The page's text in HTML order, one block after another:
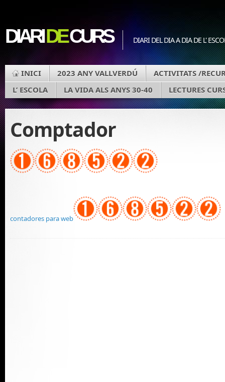
DIARIDECURS DIARI DEL DIA A DIA DE L'
INICI 2023 ANY VALLVERDÚ
ACTIVITATS /
L’ ESCOLA
LA VIDA ALS ANYS 30-40 LECTURES
Comptador
contadores para web